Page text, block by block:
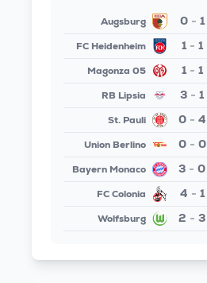
Augsburg 0- 1
FC Heidenheim
1- 1
Magonza 05
1- 1
RB Lipsia
3 - 1
St. Pauli
0- 4
Union Berlino
0- 0
Bayern Monaco
3 - 0
FC Colonia
4 - 1
Wolfsburg
2 - 3